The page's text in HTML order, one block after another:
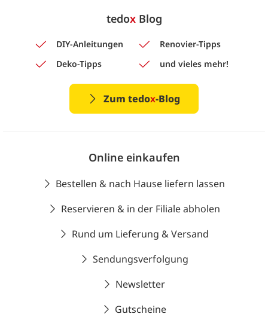
tedoxBlog
DIY-Anleitungen
Renovier-Tipps
Deko-Tipps
und vieles mehr!
Zum tedox-Blog
Online einkaufen
Bestellen & nach Hause liefern lassen
Reservieren & in der Filiale abholen
Rund um Lieferung & Versand
Sendungsverfolgung
Newsletter
Gutscheine